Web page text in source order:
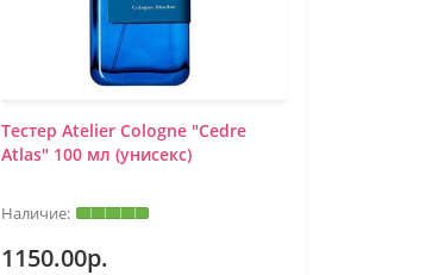
Тестер Atelier Cologne "Cedre
Atlas" 100 мл (унисекс)
1150.00р.